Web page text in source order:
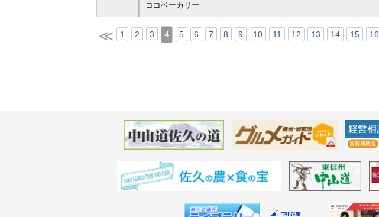
ココベーカリー
≪ 1 2 3 4 5 6 7 8 9 10 11 12 13 14 15 16